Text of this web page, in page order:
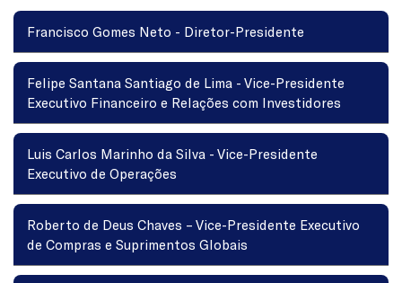
Francisco Gomes Neto - Diretor-Presidente
Felipe Santana Santiago de Lima - Vice-Presidente
Executivo Financeiro e Relações com Investidores
Luis Carlos Marinho da Silva - Vice-Presidente
Executivo de Operações
Roberto de Deus Chaves – Vice-Presidente Executivo
de Compras e Suprimentos Globais